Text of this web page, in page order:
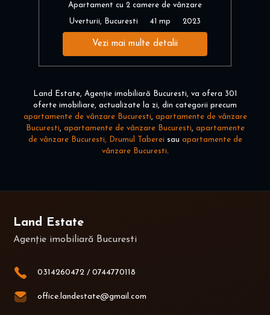
Apartament cu 2 camere de vânzare
Uverturii, Bucuresti 41 mp 2023
Vezi mai multe detalii
Land Estate, Agenție imobiliară Bucuresti, va ofera 301
oferte imobiliare, actualizate la zi, din categorii precum
apartamente de vânzare Bucuresti, apartamente de vânzare
Bucuresti, apartamente de vânzare Bucuresti, apartamente
de vânzare Bucuresti, Drumul Taberei sau apartamente de
vânzare Bucuresti.
Land Estate
Agenție imobiliară Bucuresti
0314260472 / 0744770118
office.landestate@gmail.com